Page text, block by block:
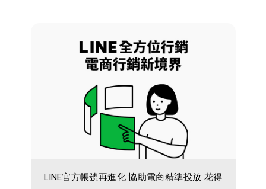
LINE官方帳號再進化 協助電商精準投放 花得